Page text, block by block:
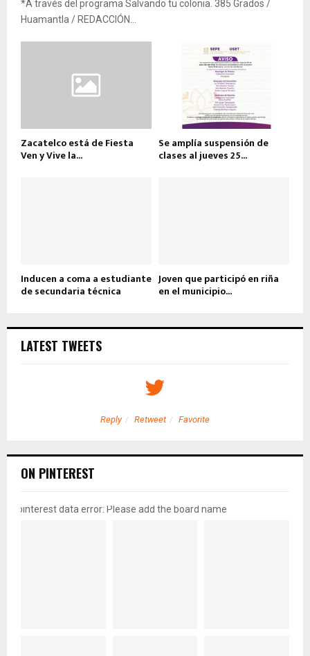
*A través del programa Salvando tu colonia. 385 Grados /
Huamantla / REDACCIÓN...
Zacatelco está de Fiesta
Ven y Vive la...
Se amplía suspensión de
clases al jueves 25...
Inducen a coma a estudiante
de secundaria técnica
Joven que participó en riña
en el municipio...
LATEST TWEETS
Reply Retweet Favorite
ON PINTEREST
pinterest data error: Please add the board name